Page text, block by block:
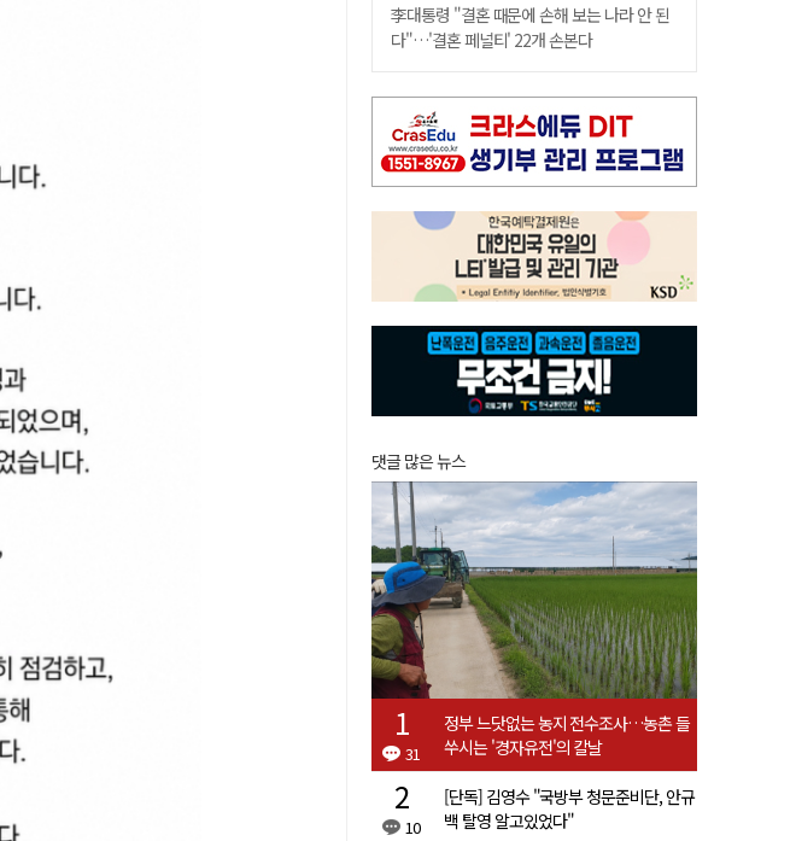
李대통령 "결혼 때문에 손해 보는 나라 안 된
다"…'결혼 페널티' 22개 손본다
댓글 많은 뉴스
31
정부 느닷없는 농지 전수조사…농촌 들
쑤시는 '경자유전'의 칼날
10
[단독] 김영수 "국방부 청문준비단, 안규
백 탈영 알고있었다"